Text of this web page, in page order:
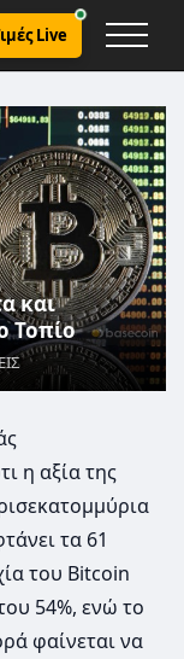
Live
και
Τοπίο
η αξία της
τα 61
του Bitcoin
54%, ενώ το
φαίνεται να